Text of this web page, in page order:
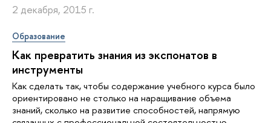
2 декабря, 2015 г.
Образование
Как превратить знания из экспонатов в
инструменты
Как сделать так, чтобы содержание учебного курса было
ориентировано не столько на наращивание объема
знаний, сколько на развитие способностей, напрямую